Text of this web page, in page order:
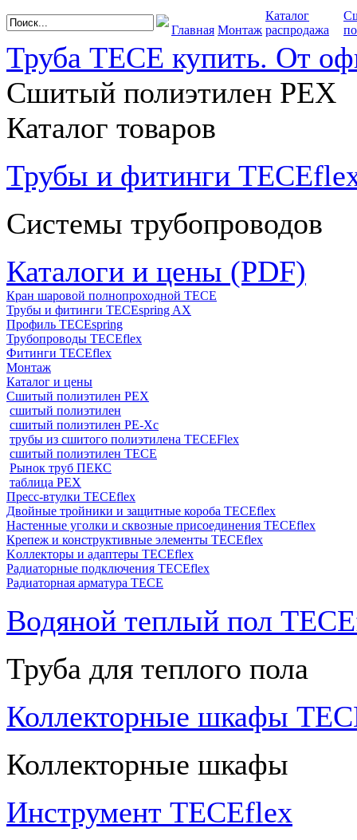
Главная Монтаж
Каталог
распродажа
Труба TECE купить. От
Сшитый полиэтилен PEX
Каталог товаров
Трубы и фитинги
Системы трубопроводов
Каталоги и цены (PDF)
Кран шаровой полнопроходной ТЕСЕ
Трубы и фитинги TECEspring AX
Профиль TECEspring
Трубопроводы TECEflex
Фитинги TECEflex
Монтаж
Каталог и цены
Сшитый полиэтилен PEX
сшитый полиэтилен
сшитый полиэтилен PE-Xc
трубы из сшитого полиэтилена TECEFlex
сшитый полиэтилен TECE
Рынок труб ПЕКС
таблица PEX
Пресс-втулки TECEflex
Двойные тройники и защитные короба TECEflex
Настенные уголки и сквозные присоединения TECEflex
Крепеж и конструктивные элементы TECEflex
Kоллекторы и адаптеры TECEflex
Радиаторные подключения TECEflex
Радиаторная арматура TECE
Водяной теплый пол
Труба для теплого пола
Коллекторные шкафы
Коллекторные шкафы
Инструмент TECEflex